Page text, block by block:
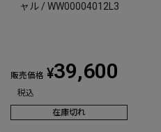
ャル / WW00004012L3
販売価格 ¥39,600
税込
在庫切れ